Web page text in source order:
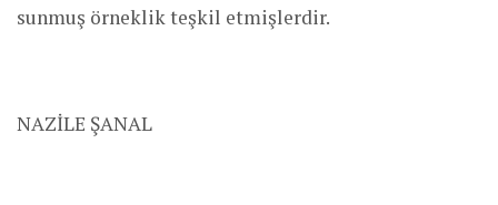
sunmuş örneklik teşkil etmişlerdir.
NAZİLE ŞANAL